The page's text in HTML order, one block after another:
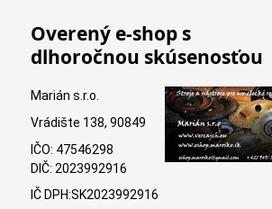
Overený e-shop s
dlhoročnou skúsenosťou
Marián s.r.o.
Vrádište 138, 90849
IČO: 47546298
DIČ: 2023992916
IČ DPH:SK2023992916